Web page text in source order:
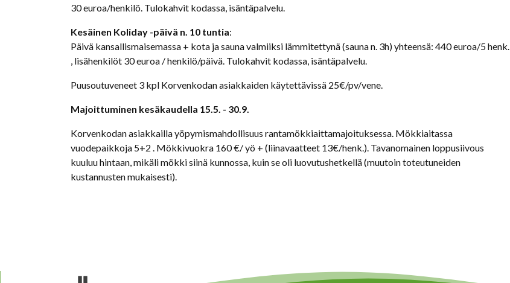
30 euroa/henkilö. Tulokahvit kodassa, isäntäpalvelu.
Kesäinen Koliday -päivä n. 10 tuntia:
Päivä kansallismaisemassa + kota ja sauna valmiiksi lämmitettynä (sauna n. 3h) yhteensä: 440 euroa/5 henk.
, lisähenkilöt 30 euroa / henkilö/päivä. Tulokahvit kodassa, isäntäpalvelu.
Puusoutuveneet 3 kpl Korvenkodan asiakkaiden käytettävissä 25€/pv/vene.
Majoittuminen kesäkaudella 15.5. - 30.9.
Korvenkodan asiakkailla yöpymismahdollisuus rantamökkiaittamajoituksessa. Mökkiaitassa
vuodepaikkoja 5+2 . Mökkivuokra 160 €/ yö + (liinavaatteet 13€/henk.). Tavanomainen loppusiivous
kuuluu hintaan, mikäli mökki siinä kunnossa, kuin se oli luovutushetkellä (muutoin toteutuneiden
kustannusten mukaisesti).